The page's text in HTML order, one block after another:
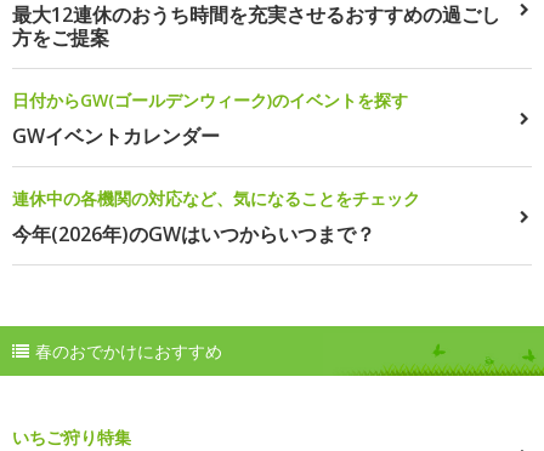
最大12連休のおうち時間を充実させるおすすめの過ごし
方をご提案
日付からGW(ゴールデンウィーク)のイベントを探す
GWイベントカレンダー
連休中の各機関の対応など、気になることをチェック
今年(2026年)のGWはいつからいつまで？
春のおでかけにおすすめ
いちご狩り特集